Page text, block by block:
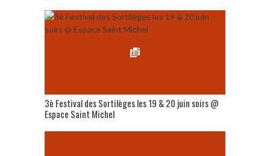
3è Festival des Sortilèges les 19 & 20 juin soirs @
Espace Saint Michel